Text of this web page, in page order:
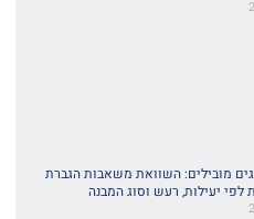
מובילים: השוואת משאבות הגברת
לפי יעילות, רעש וסוג המבנה